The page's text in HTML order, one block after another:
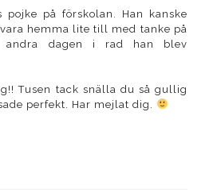
pojke på förskolan. Han kanske
hemma lite till med tanke på
dagen i rad han blev
Tusen tack snälla du så gullig
perfekt. Har mejlat dig.